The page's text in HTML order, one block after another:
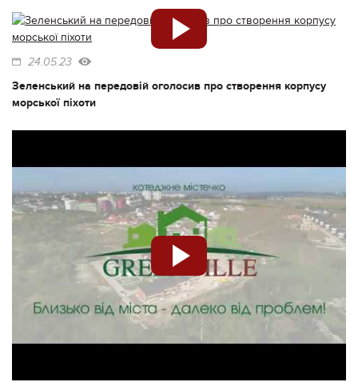
24.05.23
Зеленський на передовій оголосив про створення корпусу
морської піхоти